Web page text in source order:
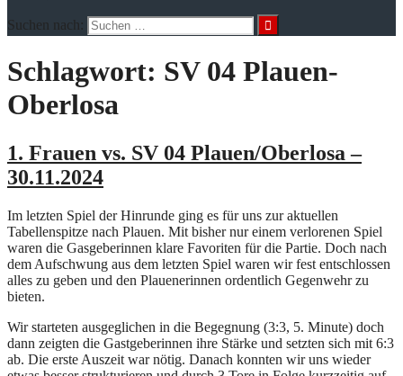
Suchen nach:
Schlagwort: SV 04 Plauen-
Oberlosa
1. Frauen vs. SV 04 Plauen/Oberlosa –
30.11.2024
Im letzten Spiel der Hinrunde ging es für uns zur aktuellen
Tabellenspitze nach Plauen. Mit bisher nur einem verlorenen Spiel
waren die Gasgeberinnen klare Favoriten für die Partie. Doch nach
dem Aufschwung aus dem letzten Spiel waren wir fest entschlossen
alles zu geben und den Plauenerinnen ordentlich Gegenwehr zu
bieten.
Wir starteten ausgeglichen in die Begegnung (3:3, 5. Minute) doch
dann zeigten die Gastgeberinnen ihre Stärke und setzten sich mit 6:3
ab. Die erste Auszeit war nötig. Danach konnten wir uns wieder